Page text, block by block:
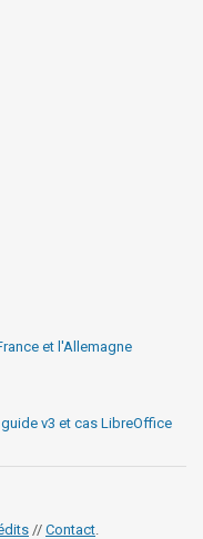
et l'Allemagne
guide v3 et cas LibreOffice
// Contact